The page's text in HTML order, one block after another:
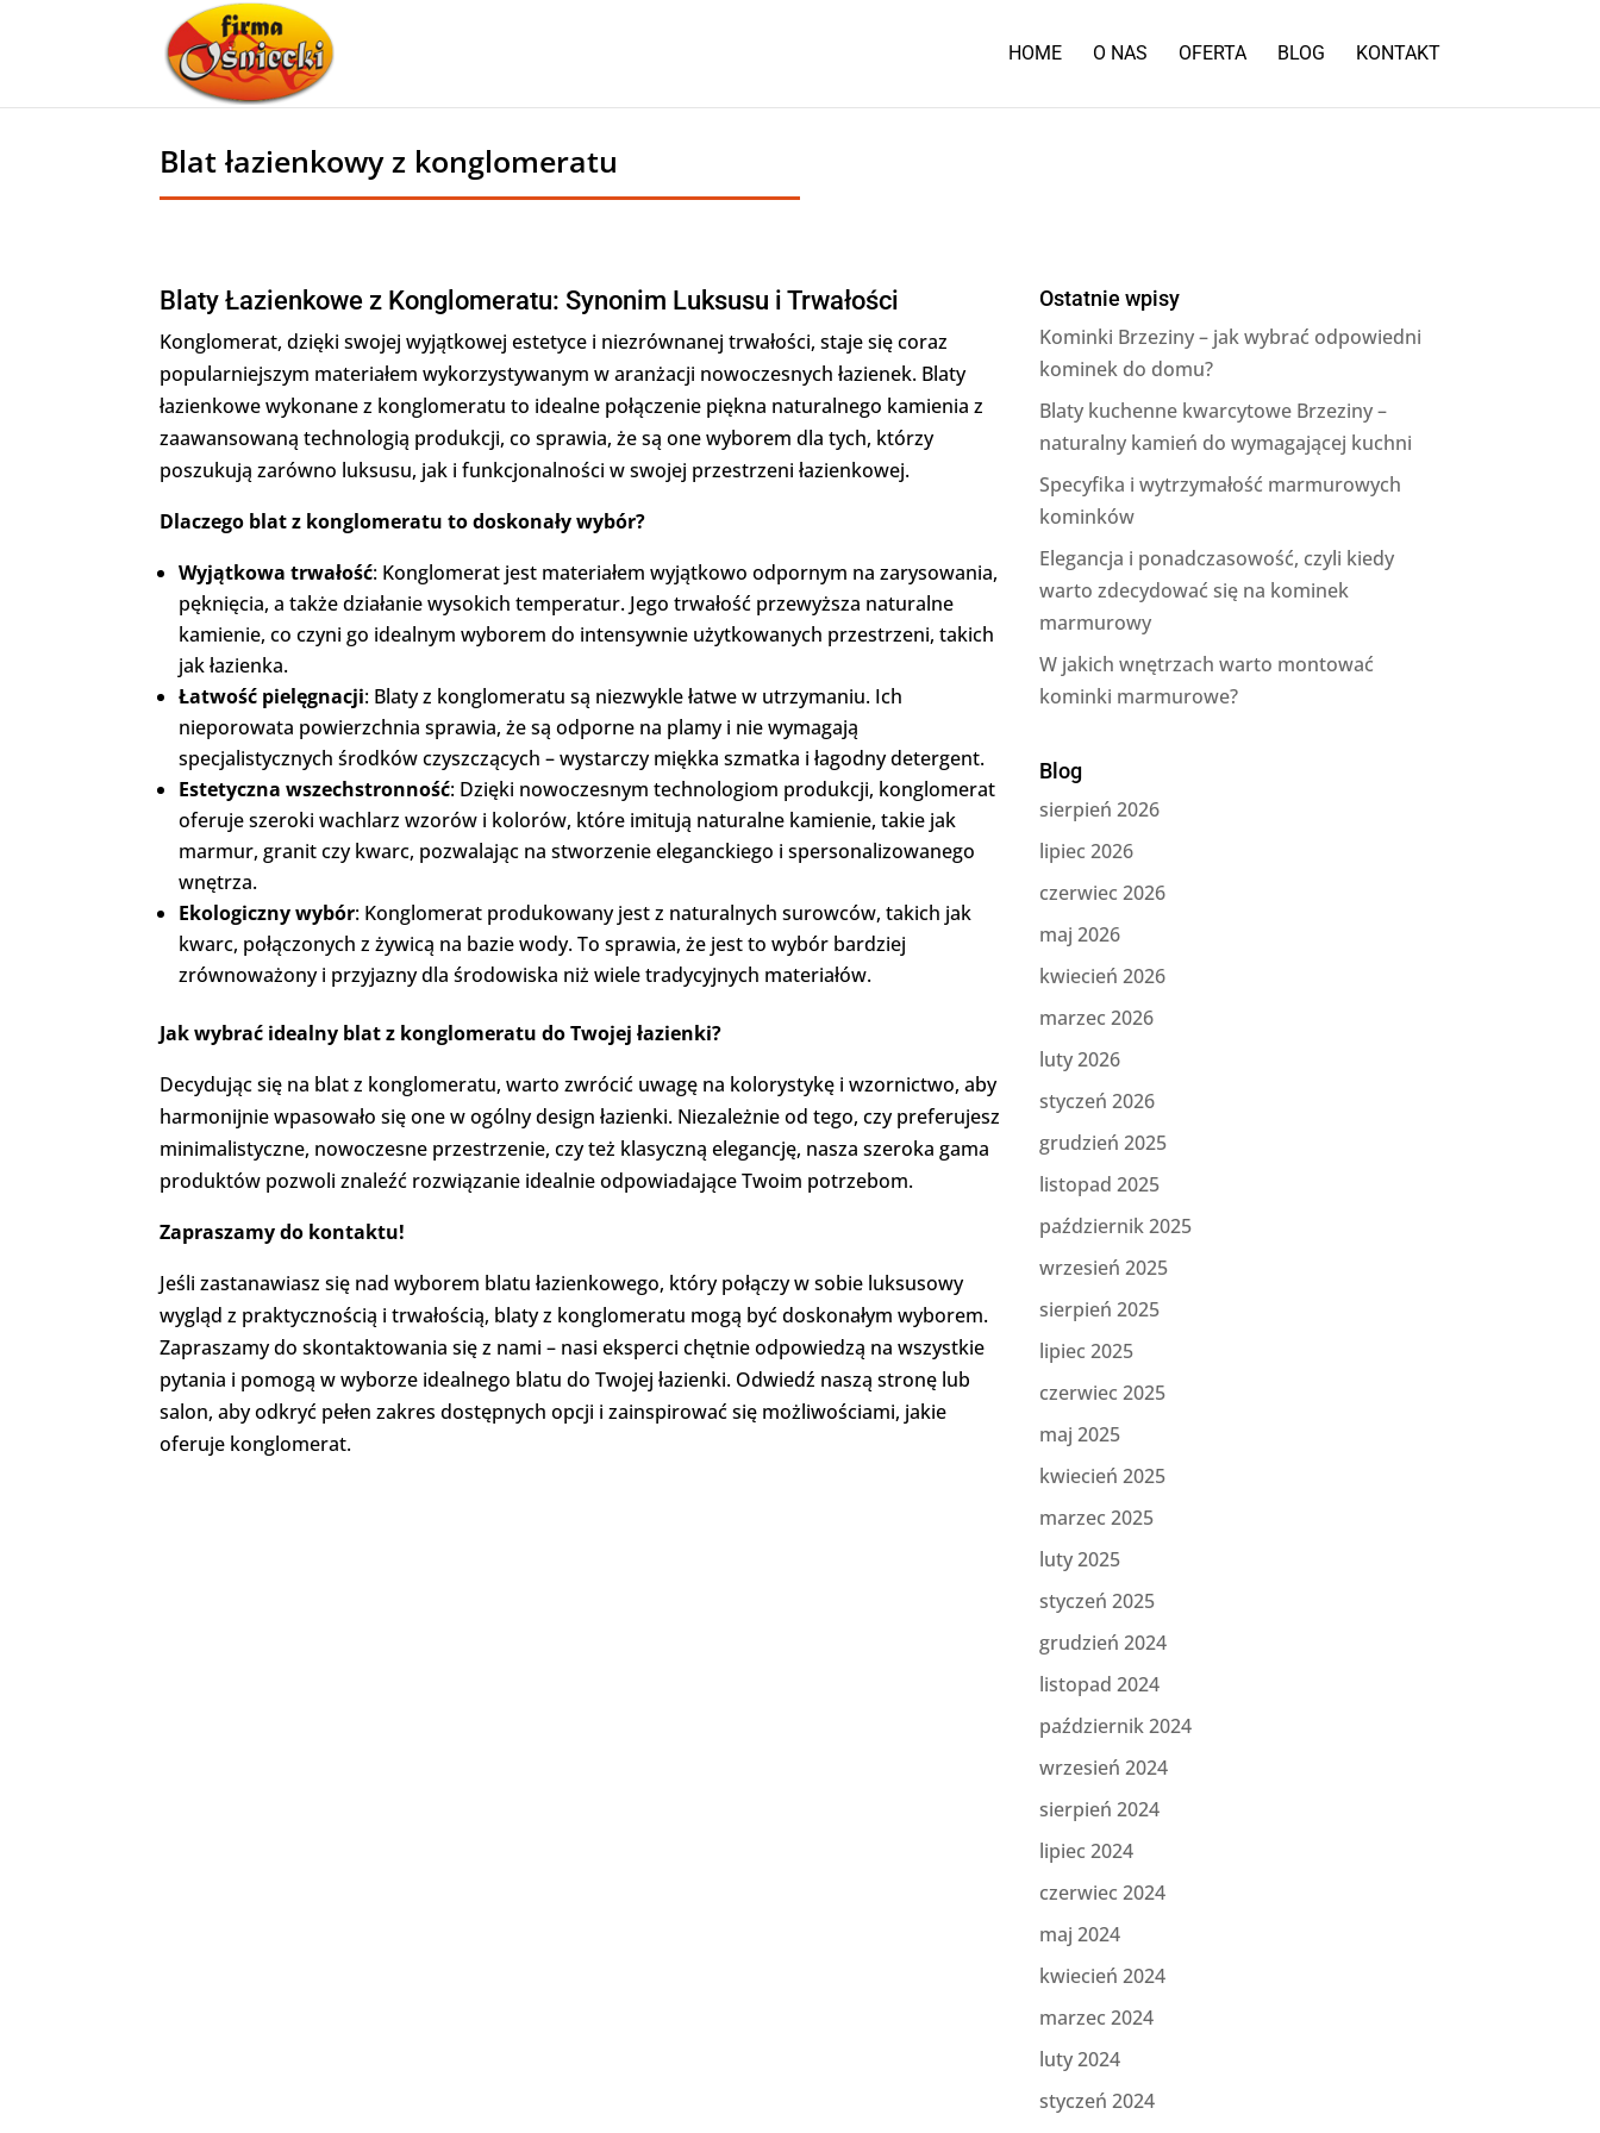
HOME O NAS OFERTA BLOG KONTAKT
Blat łazienkowy z konglomeratu
Blaty Łazienkowe z Konglomeratu: Synonim Luksusu i Trwałości
Konglomerat, dzięki swojej wyjątkowej estetyce i niezrównanej trwałości, staje się coraz
popularniejszym materiałem wykorzystywanym w aranżacji nowoczesnych łazienek. Blaty
łazienkowe wykonane z konglomeratu to idealne połączenie piękna naturalnego kamienia z
zaawansowaną technologią produkcji, co sprawia, że są one wyborem dla tych, którzy
poszukują zarówno luksusu, jak i funkcjonalności w swojej przestrzeni łazienkowej.
Dlaczego blat z konglomeratu to doskonały wybór?
Wyjątkowa trwałość: Konglomerat jest materiałem wyjątkowo odpornym na zarysowania,
pęknięcia, a także działanie wysokich temperatur. Jego trwałość przewyższa naturalne
kamienie, co czyni go idealnym wyborem do intensywnie użytkowanych przestrzeni, takich
jak łazienka.
Łatwość pielęgnacji: Blaty z konglomeratu są niezwykle łatwe w utrzymaniu. Ich
nieporowata powierzchnia sprawia, że są odporne na plamy i nie wymagają
specjalistycznych środków czyszczących – wystarczy miękka szmatka i łagodny detergent.
Estetyczna wszechstronność: Dzięki nowoczesnym technologiom produkcji, konglomerat
oferuje szeroki wachlarz wzorów i kolorów, które imitują naturalne kamienie, takie jak
marmur, granit czy kwarc, pozwalając na stworzenie eleganckiego i spersonalizowanego
wnętrza.
Ekologiczny wybór: Konglomerat produkowany jest z naturalnych surowców, takich jak
kwarc, połączonych z żywicą na bazie wody. To sprawia, że jest to wybór bardziej
zrównoważony i przyjazny dla środowiska niż wiele tradycyjnych materiałów.
Jak wybrać idealny blat z konglomeratu do Twojej łazienki?
Decydując się na blat z konglomeratu, warto zwrócić uwagę na kolorystykę i wzornictwo, aby
harmonijnie wpasowało się one w ogólny design łazienki. Niezależnie od tego, czy preferujesz
minimalistyczne, nowoczesne przestrzenie, czy też klasyczną elegancję, nasza szeroka gama
produktów pozwoli znaleźć rozwiązanie idealnie odpowiadające Twoim potrzebom.
Zapraszamy do kontaktu!
Jeśli zastanawiasz się nad wyborem blatu łazienkowego, który połączy w sobie luksusowy
wygląd z praktycznością i trwałością, blaty z konglomeratu mogą być doskonałym wyborem.
Zapraszamy do skontaktowania się z nami – nasi eksperci chętnie odpowiedzą na wszystkie
pytania i pomogą w wyborze idealnego blatu do Twojej łazienki. Odwiedź naszą stronę lub
salon, aby odkryć pełen zakres dostępnych opcji i zainspirować się możliwościami, jakie
oferuje konglomerat.
Ostatnie wpisy
Kominki Brzeziny – jak wybrać odpowiedni
kominek do domu?
Blaty kuchenne kwarcytowe Brzeziny –
naturalny kamień do wymagającej kuchni
Specyfika i wytrzymałość marmurowych
kominków
Elegancja i ponadczasowość, czyli kiedy
warto zdecydować się na kominek
marmurowy
W jakich wnętrzach warto montować
kominki marmurowe?
Blog
sierpień 2026
lipiec 2026
czerwiec 2026
maj 2026
kwiecień 2026
marzec 2026
luty 2026
styczeń 2026
grudzień 2025
listopad 2025
październik 2025
wrzesień 2025
sierpień 2025
lipiec 2025
czerwiec 2025
maj 2025
kwiecień 2025
marzec 2025
luty 2025
styczeń 2025
grudzień 2024
listopad 2024
październik 2024
wrzesień 2024
sierpień 2024
lipiec 2024
czerwiec 2024
maj 2024
kwiecień 2024
marzec 2024
luty 2024
styczeń 2024